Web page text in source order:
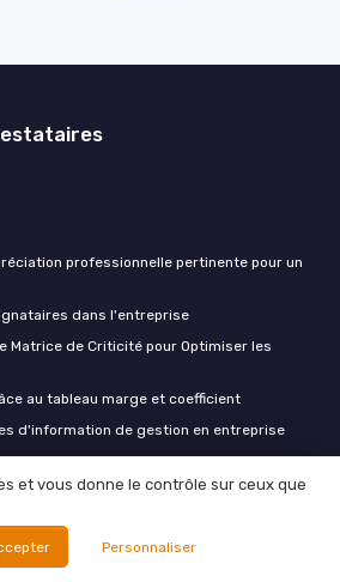
professionnelle pertinente pour un
dans l'entreprise
Matrice de Criticité pour Optimiser les
au tableau marge et coefficient
d'information de gestion en entreprise
chantiers à arbitrer dès août pour ne pas
et vous donne le contrôle sur ceux que
Personnaliser